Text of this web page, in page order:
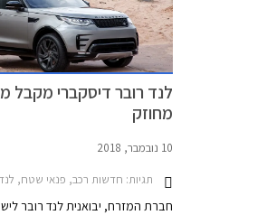
לנד רובר דיסקברי מקבל
מחוזק
10 נובמבר, 2018
תגיות: חדשות רכב, פנאי שטח, לנד רובר, לנד
חברת המזרח, יבואנית לנד רובר